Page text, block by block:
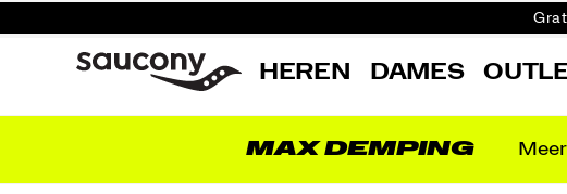
HEREN DAMES
MAX DEMPING